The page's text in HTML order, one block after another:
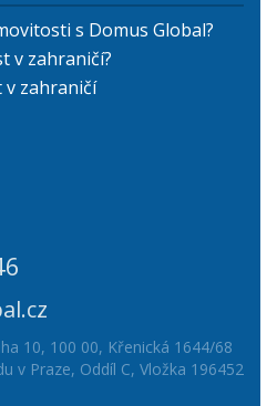
s Domus Global?
v zahraničí?
v zahraničí
10, 100 00, Křenická 1644/68
v Praze, Oddíl C, Vložka 196452